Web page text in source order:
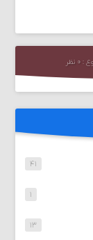
۴۱
۱
۱۳